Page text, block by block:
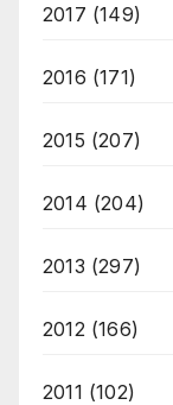
2017 (149)
2016 (171)
2015 (207)
2014 (204)
2013 (297)
2012 (166)
2011 (102)